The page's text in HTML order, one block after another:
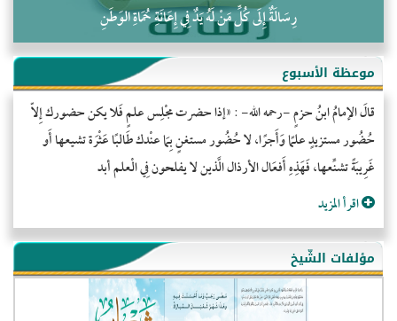
رِسَالَةٌ إِلَى كُلِّ مَنْ لَهُ يَدٌ فِي إِعَانَةِ حُمَاةِ الوَطَنِ
موعظة الأسبوع
قالَ الإمامُ ابنُ حزمٍ -رحمه الله- : «إذا حضرت مجْلِس علمٍ فَلا يكن حضورك إِلاّ
حُضُور مستزيدٍ علمًا وَأَجرًا، لا حُضُور مستغنٍ بِمَا عنْدك طَالبًا عَثْرَة تشيعها أَو
غَرِيبَةً تشنِّعها، فَهَذِهِ أَفعَال الأرذال الَّذين لا يفلحون فِي الْعلم أبد
اقرأ المزيد
مؤلفات الشّيخ